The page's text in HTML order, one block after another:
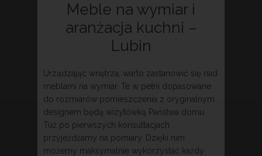
Meble na wymiar i
aranżacja kuchni –
Lubin
Urządzając wnętrza, warto zastanowić się nad
meblami na wymiar. Te w pełni dopasowane
do rozmiarów pomieszczenia z oryginalnym
designem będą wizytówką Państwa domu.
Tuż po pierwszych konsultacjach
przyjeżdżamy na pomiary. Dzięki nim
możemy maksymalnie wykorzystać każdy